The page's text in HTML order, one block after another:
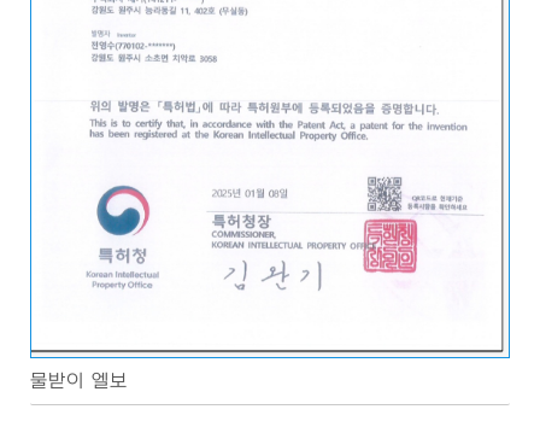
물받이 엘보